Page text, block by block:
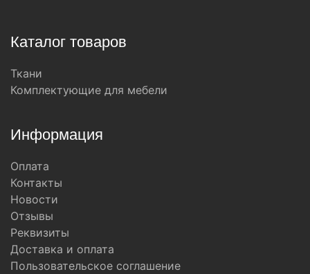
Каталог товаров
Ткани
Комплектующие для мебели
Информация
Оплата
Контакты
Новости
Отзывы
Реквизиты
Доставка и оплата
Пользовательское соглашение